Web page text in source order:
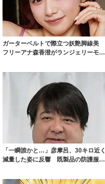
ガーターベルトで際立つ妖艶脚線美
フリーアナ森香澄がランジェリーモデ
「一瞬誰かと…」彦摩呂、30キロ近く
減量した姿に反響 既製品の防護服が